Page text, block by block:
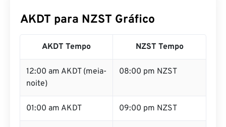
AKDT para NZST Gráfico
AKDT Tempo NZST Tempo
12:00 am AKDT (meia-
noite)
08:00 pm NZST
01:00 am AKDT 09:00 pm NZST